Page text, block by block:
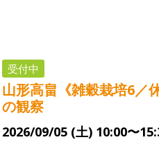
受付中
山形高畠《雑穀栽培6／
の観察
2026/09/05 (土) 10:00〜